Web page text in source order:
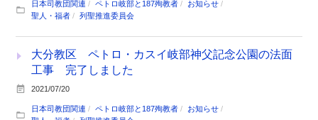
日本司教団関連 ペトロ岐部と187殉教者
お知らせ
聖人・福者
列聖推進委員会
大分教区 ペトロ・カスイ岐部神父記念公園の法面
工事 完了しました
2021/07/20
日本司教団関連 ペトロ岐部と187殉教者
お知らせ